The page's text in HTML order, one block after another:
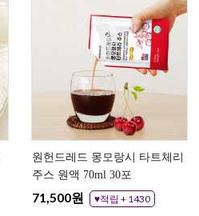
원헌드레드 몽모랑시 타트체리
주스 원액 70ml 30포
71,500원 ♥적립 + 1430